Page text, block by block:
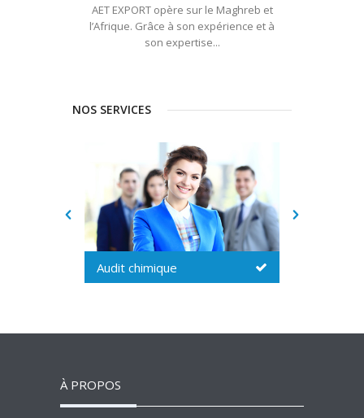
AET EXPORT opère sur le Maghreb et
l’Afrique. Grâce à son expérience et à
son expertise...
NOS SERVICES
Audit chimique
À PROPOS